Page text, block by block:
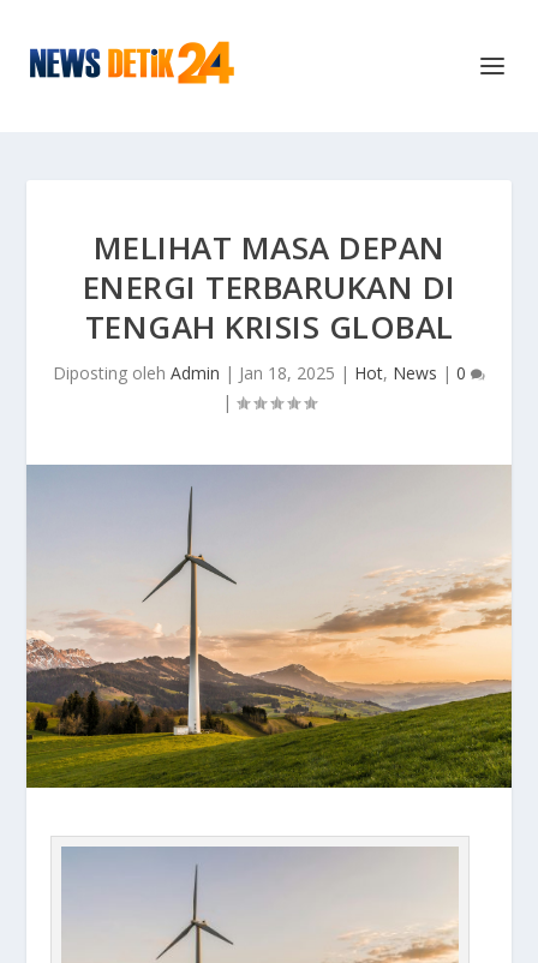
MELIHAT MASA DEPAN
ENERGI TERBARUKAN DI
TENGAH KRISIS GLOBAL
Diposting oleh Admin | Jan 18, 2025 | Hot, News | 0
|